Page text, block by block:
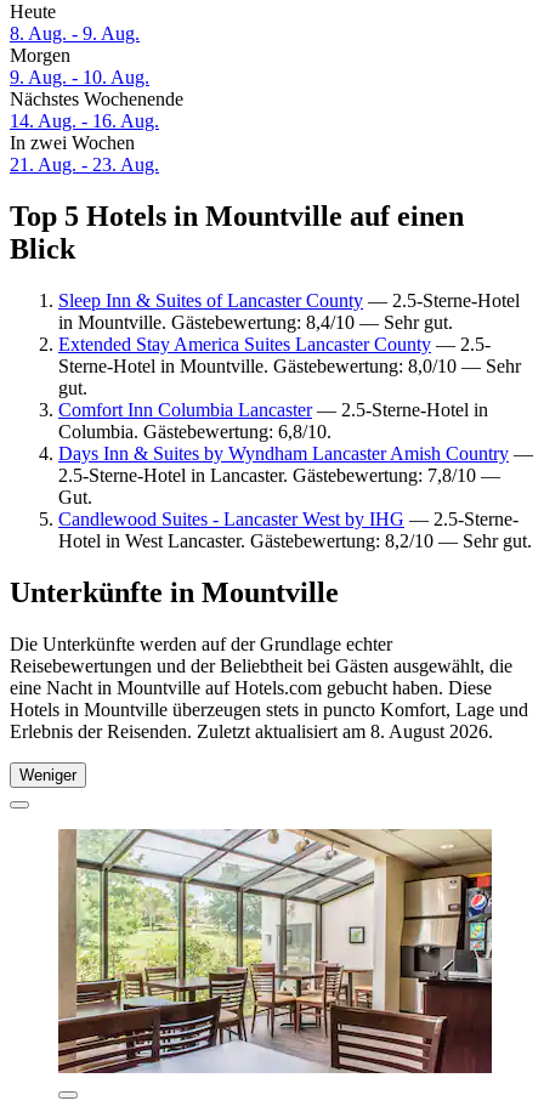
Heute
8. Aug. - 9. Aug.
Morgen
9. Aug. - 10. Aug.
Nächstes Wochenende
14. Aug. - 16. Aug.
In zwei Wochen
21. Aug. - 23. Aug.
Top 5 Hotels in Mountville auf einen
Blick
Sleep Inn & Suites of Lancaster County — 2.5-Sterne-Hotel
in Mountville. Gästebewertung: 8,4/10 — Sehr gut.
Extended Stay America Suites Lancaster County — 2.5-
Sterne-Hotel in Mountville. Gästebewertung: 8,0/10 — Sehr
gut.
Comfort Inn Columbia Lancaster— 2.5-Sterne-Hotel in
Columbia. Gästebewertung: 6,8/10.
Days Inn & Suites by Wyndham Lancaster Amish Country —
2.5-Sterne-Hotel in Lancaster. Gästebewertung: 7,8/10 —
Gut.
Candlewood Suites - Lancaster West by IHG — 2.5-Sterne-
Hotel in West Lancaster. Gästebewertung: 8,2/10 — Sehr gut.
Unterkünfte in Mountville
Die Unterkünfte werden auf der Grundlage echter
Reisebewertungen und der Beliebtheit bei Gästen ausgewählt, die
eine Nacht in Mountville auf Hotels.com gebucht haben. Diese
Hotels in Mountville überzeugen stets in puncto Komfort, Lage und
Erlebnis der Reisenden. Zuletzt aktualisiert am 8. August 2026.
Weniger